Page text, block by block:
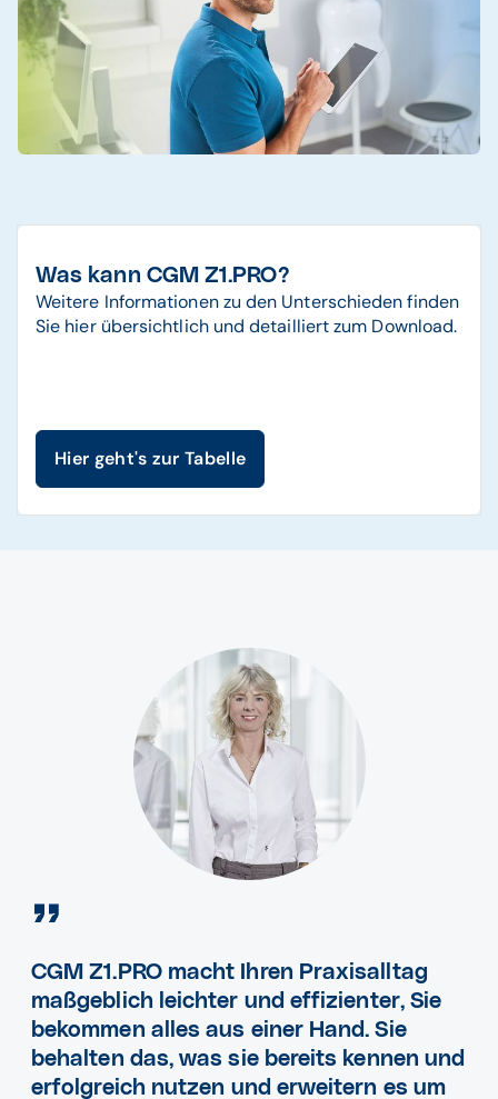
Was kann CGM Z1.PRO?
Weitere Informationen zu den Unterschieden finden
Sie hier übersichtlich und detailliert zum Download.
Hier geht's zur Tabelle
CGM Z1.PRO macht Ihren Praxisalltag
maßgeblich leichter und effizienter, Sie
bekommen alles aus einer Hand. Sie
behalten das, was sie bereits kennen und
erfolgreich nutzen und erweitern es um